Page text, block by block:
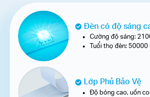
Đèn có độ sáng
Cường độ sáng:
Tuổi thọ đèn: 50000
Lớp Phủ Bảo Vệ
Độ bóng cao, uốn